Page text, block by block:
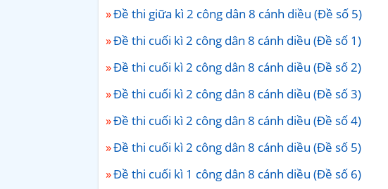
Đề thi giữa kì 2 công dân 8 cánh diều (Đề số 5)
Đề thi cuối kì 2 công dân 8 cánh diều (Đề số 1)
Đề thi cuối kì 2 công dân 8 cánh diều (Đề số 2)
Đề thi cuối kì 2 công dân 8 cánh diều (Đề số 3)
Đề thi cuối kì 2 công dân 8 cánh diều (Đề số 4)
Đề thi cuối kì 2 công dân 8 cánh diều (Đề số 5)
Đề thi cuối kì 1 công dân 8 cánh diều (Đề số 6)